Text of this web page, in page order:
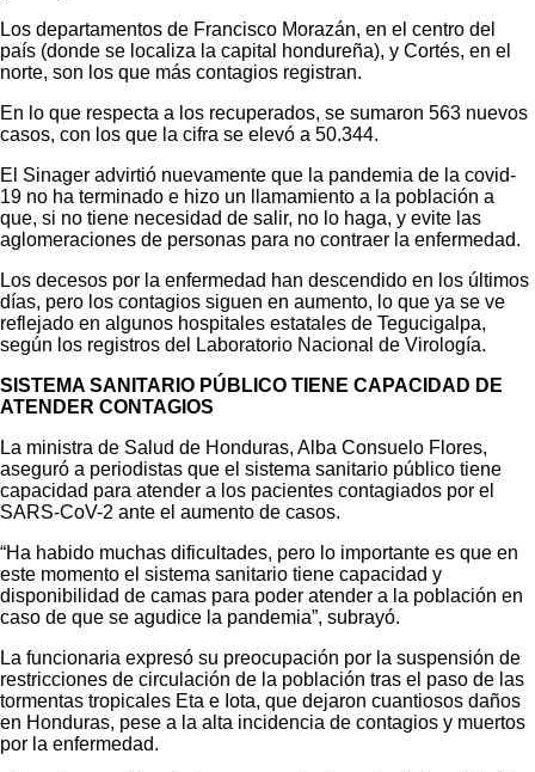
Los departamentos de Francisco Morazán, en el centro del
país (donde se localiza la capital hondureña), y Cortés, en el
norte, son los que más contagios registran.
En lo que respecta a los recuperados, se sumaron 563 nuevos
casos, con los que la cifra se elevó a 50.344.
El Sinager advirtió nuevamente que la pandemia de la covid-
19 no ha terminado e hizo un llamamiento a la población a
que, si no tiene necesidad de salir, no lo haga, y evite las
aglomeraciones de personas para no contraer la enfermedad.
Los decesos por la enfermedad han descendido en los últimos
días, pero los contagios siguen en aumento, lo que ya se ve
reflejado en algunos hospitales estatales de Tegucigalpa,
según los registros del Laboratorio Nacional de Virología.
SISTEMA SANITARIO PÚBLICO TIENE CAPACIDAD DE
ATENDER CONTAGIOS
La ministra de Salud de Honduras, Alba Consuelo Flores,
aseguró a periodistas que el sistema sanitario público tiene
capacidad para atender a los pacientes contagiados por el
SARS-CoV-2 ante el aumento de casos.
“Ha habido muchas dificultades, pero lo importante es que en
este momento el sistema sanitario tiene capacidad y
disponibilidad de camas para poder atender a la población en
caso de que se agudice la pandemia”, subrayó.
La funcionaria expresó su preocupación por la suspensión de
restricciones de circulación de la población tras el paso de las
tormentas tropicales Eta e Iota, que dejaron cuantiosos daños
en Honduras, pese a la alta incidencia de contagios y muertos
por la enfermedad.